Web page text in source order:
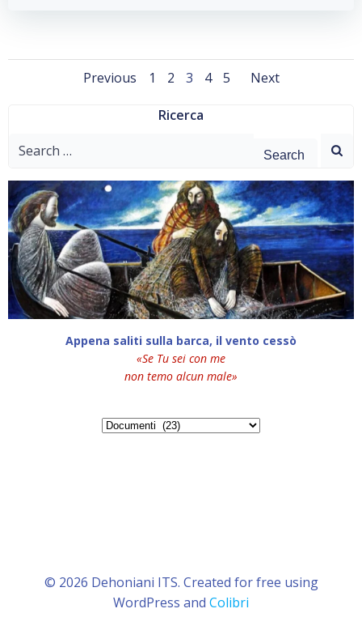
Posts
navigation
Previous
Posts
navigation
Page
1 Page
2 Page
3 Page
4 Page
5
Posts
Next
Ricerca
Search
Appena saliti sulla barca, il vento cessò
«Se Tu sei con me
non temo alcun male»
Categorie
© 2026 Dehoniani ITS. Created for free using
WordPress and Colibri